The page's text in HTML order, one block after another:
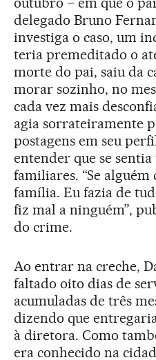
delegado Bruno
investiga o caso, um
teria premeditado o
morte do pai, saiu da
morar sozinho, no
cada vez mais
agia sorrateiramente
postagens em seu
entender que se sentia
familiares. “Se
família. Eu fazia de
fiz mal a ninguém”,
do crime.
Ao entrar na creche,
faltado oito dias de
acumuladas de três
dizendo que
à diretora. Como
era conhecido na